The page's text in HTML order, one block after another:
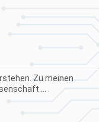
Zu meinen